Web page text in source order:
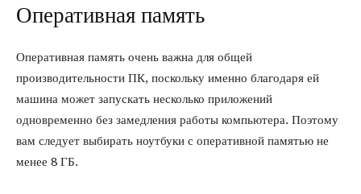
Оперативная память
Оперативная память очень важна для общей
производительности ПК, поскольку именно благодаря ей
машина может запускать несколько приложений
одновременно без замедления работы компьютера. Поэтому
вам следует выбирать ноутбуки с оперативной памятью не
менее 8 ГБ.